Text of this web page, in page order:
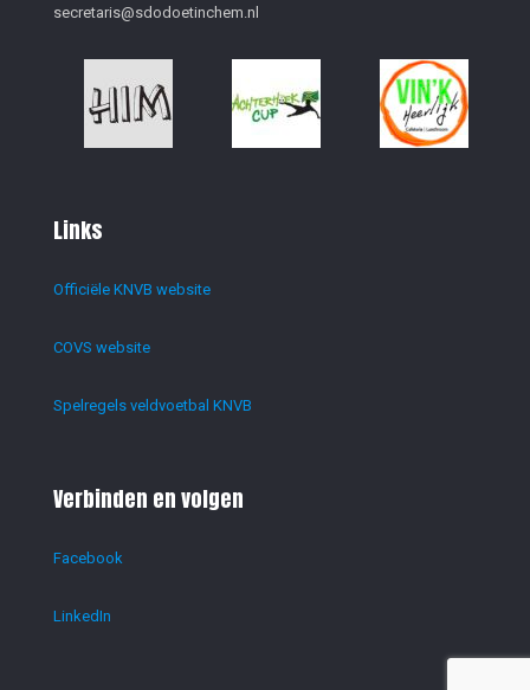
secretaris@sdodoetinchem.nl
Links
Officiële KNVB website
COVS website
Spelregels veldvoetbal KNVB
Verbinden en volgen
Facebook
LinkedIn